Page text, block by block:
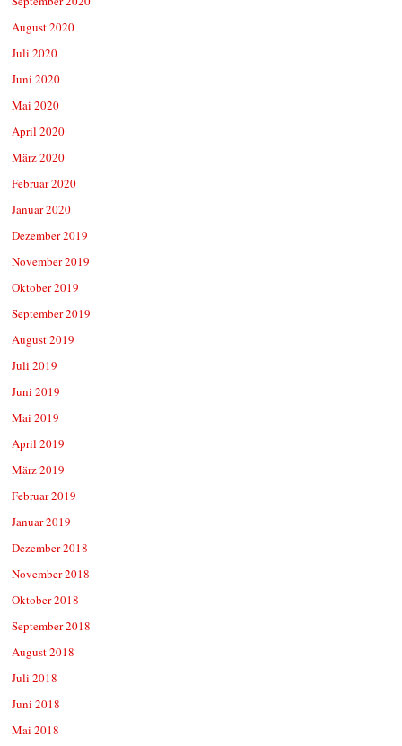
August 2020
Juli 2020
Juni 2020
Mai 2020
April 2020
März 2020
Februar 2020
Januar 2020
Dezember 2019
November 2019
Oktober 2019
September 2019
August 2019
Juli 2019
Juni 2019
Mai 2019
April 2019
März 2019
Februar 2019
Januar 2019
Dezember 2018
November 2018
Oktober 2018
September 2018
August 2018
Juli 2018
Juni 2018
Mai 2018